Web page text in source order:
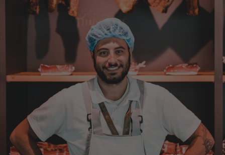
Verifizierter Kunde
Lecker Probierpaket, schnelle Lieferung. Top
8.8.2026
Verifizierter Kunde
Die Produkte finde ich immer wieder sehr
gut, Bestelle sie wieder 😋
7.8.2026